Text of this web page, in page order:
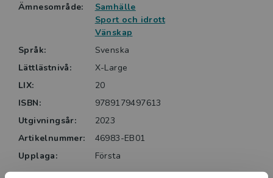
Ämnesområde:
Samhälle
Sport och idrott
Vänskap
Språk:
Svenska
Lättlästnivå:
X-Large
LIX:
20
ISBN:
9789179497613
Utgivningsår:
2023
Artikelnummer:
46983-EB01
Upplaga:
Första